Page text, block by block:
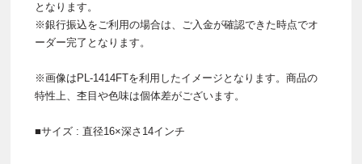
となります。
※銀行振込をご利用の場合は、ご入金が確認できた時点でオ
ーダー完了となります。
※画像はPL-1414FTを利用したイメージとなります。商品の
特性上、杢目や色味は個体差がございます。
■サイズ : 直径16×深さ14インチ